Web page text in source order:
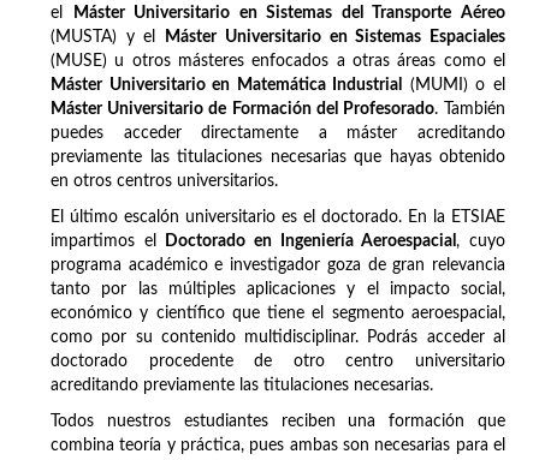
el
Máster Universitario en Sistemas del Transporte Aéreo
(MUSTA) y el
Máster Universitario en Sistemas Espaciales
(MUSE) u otros másteres enfocados a otras áreas como el
Máster Universitario en Matemática Industrial
(MUMI) o el
Máster Universitario de Formación del Profesorado. También
puedes acceder directamente a máster acreditando
previamente las titulaciones necesarias que hayas obtenido
en otros centros universitarios.
El último escalón universitario es el doctorado. En la ETSIAE
impartimos el
Doctorado en Ingeniería Aeroespacial, cuyo
programa académico e investigador goza de gran relevancia
tanto por las múltiples aplicaciones y el impacto social,
económico y científico que tiene el segmento aeroespacial,
como por su contenido multidisciplinar. Podrás acceder al
doctorado procedente de otro centro universitario
acreditando previamente las titulaciones necesarias.
Todos nuestros estudiantes reciben una formación que
combina teoría y práctica, pues ambas son necesarias para el